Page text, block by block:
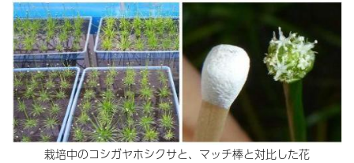
栽培中のコシガヤホシクサと、マッチ棒と対比した花